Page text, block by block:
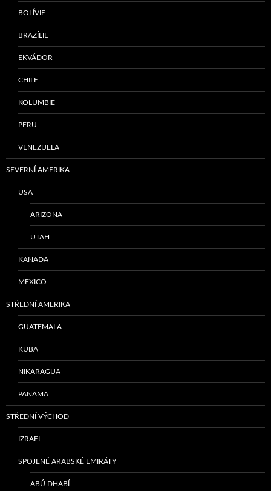
BOLÍVIE
BRAZÍLIE
EKVÁDOR
CHILE
KOLUMBIE
PERU
VENEZUELA
SEVERNÍ AMERIKA
USA
ARIZONA
UTAH
KANADA
MEXICO
STŘEDNÍ AMERIKA
GUATEMALA
KUBA
NIKARAGUA
PANAMA
STŘEDNÍ VÝCHOD
IZRAEL
SPOJENÉ ARABSKÉ EMIRÁTY
ABÚ DHABÍ